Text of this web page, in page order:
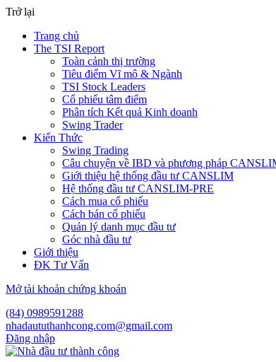
Trở lại
Trang chủ
The TSI Report
Toàn cảnh thị trường
Tiêu điểm Vĩ mô & Ngành
TSI Stock Leaders
Cổ phiếu tâm điểm
Phân tích Kết quả Kinh doanh
Swing Trader
Kiến Thức
Swing Trading
Câu chuyện về IBD và phương pháp
Giới thiệu hệ thống đầu tư CANSLIM
Hệ thống đầu tư CANSLIM-PRE
Cách mua cổ phiếu
Cách bán cổ phiếu
Quản lý danh mục đầu tư
Góc nhà đầu tư
Giới thiệu
ĐK Tư Vấn
Mở tài khoản chứng khoán
(84) 0989591288
nhadaututhanhcong.com@gmail.com
Đăng nhập